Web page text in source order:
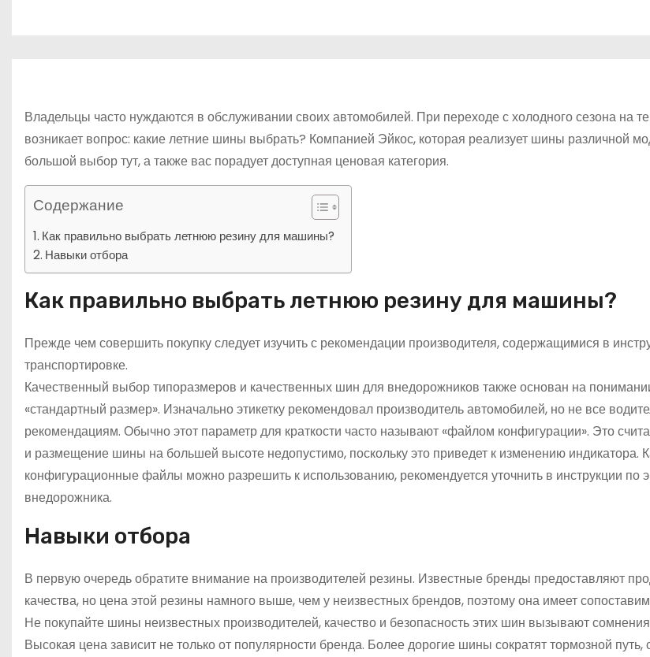
Владельцы часто нуждаются в обслуживании своих автомобилей. При переходе с холодного сезона на
возникает вопрос: какие летние шины выбрать? Компанией Эйкос, которая реализует шины различной
большой выбор тут, а также вас порадует доступная ценовая категория.
Содержание
Как правильно выбрать летнюю резину для машины?
Навыки отбора
Как правильно выбрать летнюю резину для машины?
Прежде чем совершить покупку следует изучить с рекомендации производителя, содержащимися в
транспортировке.
Качественный выбор типоразмеров и качественных шин для внедорожников также основан на
«стандартный размер». Изначально этикетку рекомендовал производитель автомобилей, но не все
рекомендациям. Обычно этот параметр для краткости часто называют «файлом конфигурации». Это
и размещение шины на большей высоте недопустимо, поскольку это приведет к изменению индикатора.
конфигурационные файлы можно разрешить к использованию, рекомендуется уточнить в инструкции по
внедорожника.
Навыки отбора
В первую очередь обратите внимание на производителей резины. Известные бренды предоставляют
качества, но цена этой резины намного выше, чем у неизвестных брендов, поэтому она имеет
Не покупайте шины неизвестных производителей, качество и безопасность этих шин вызывают
Высокая цена зависит не только от популярности бренда. Более дорогие шины сократят тормозной путь,